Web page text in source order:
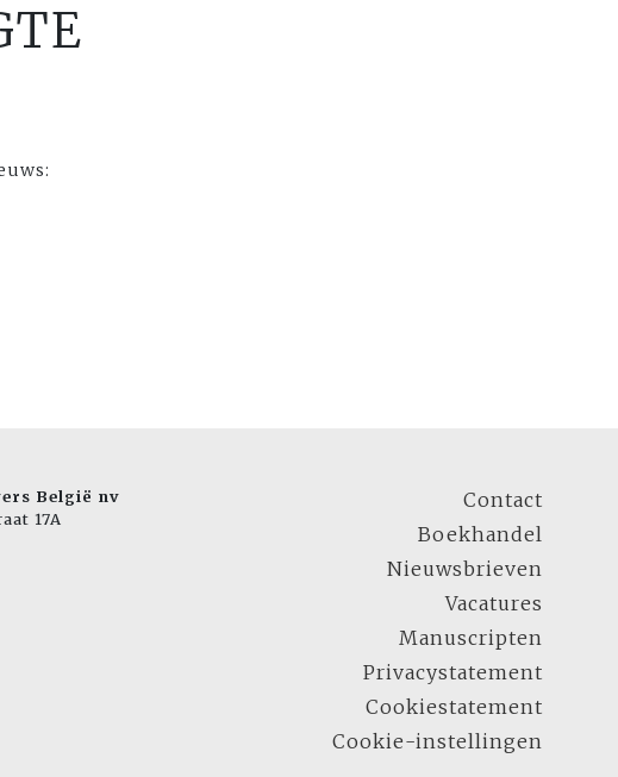
België nv
17A
Contact
Boekhandel
Nieuwsbrieven
Vacatures
Manuscripten
Privacystatement
Cookiestatement
Cookie-instellingen